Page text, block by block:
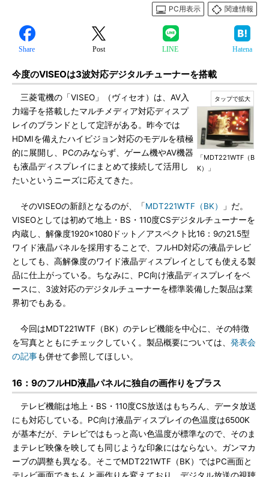
PC用表示
関連情報
Share Post LINE Hatena
今度のVISEOは3波対応デジタルチューナーを搭載
「MDT221WTF（B
K）」
三菱電機の「VISEO」（ヴィセオ）は、AV入
力端子を搭載したマルチメディア対応ディスプ
レイのブランドとして定評がある。昨今では
HDMIを備えたハイビジョン対応のモデルを積極
的に展開し、PCのみならず、ゲーム機やAV機器
も液晶ディスプレイにまとめて接続して活用し
たいというニーズに応えてきた。
そのVISEOの新顔となるのが、「MDT221WTF（BK）
」だ。
VISEOとしては初めて地上・BS・110度CSデジタルチューナーを
内蔵し、解像度1920×1080ドット／アスペクト比16：9の21.5型
ワイド液晶パネルを採用することで、フルHD対応の液晶テレビ
としても、高解像度のワイド液晶ディスプレイとしても使える製
品に仕上がっている。ちなみに、PC向け液晶ディスプレイをベ
ースに、3波対応のデジタルチューナーを標準装備した製品は業
界初でもある。
今回はMDT221WTF（BK）のテレビ機能を中心に、その特徴
を写真とともにチェックしていく。製品概要については、 発表会
の記事も併せて参照してほしい。
16：9のフルHD液晶パネルに独自の画作りをプラス
テレビ機能は地上・BS・110度CS放送はもちろん、データ放送
にも対応している。PC向け液晶ディスプレイの色温度は6500K
が基本だが、テレビではもっと高い色温度が標準なので、そのま
まテレビ映像を映しても同じような印象にはならない。ガンマカ
ーブの調整も異なる。そこでMDT221WTF（BK）ではPC画面と